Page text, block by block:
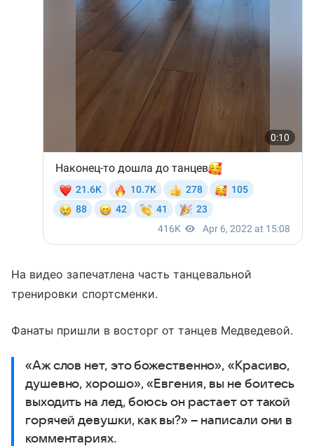
На видео запечатлена часть танцевальной
тренировки спортсменки.
Фанаты пришли в восторг от танцев Медведевой.
«Аж слов нет, это божественно», «Красиво,
душевно, хорошо», «Евгения, вы не боитесь
выходить на лед, боюсь он растает от такой
горячей девушки, как вы?» – написали они в
комментариях.